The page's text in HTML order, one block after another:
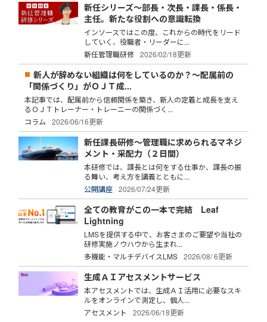
新任シリーズ～部長・次長・課長・係長・
主任。新たな役割への意識転換
インソースではこの度、これからの時代をリード
していく、役職者・リーダーに...
新任管理職研修
2026/02/18更新
新人が辞めない組織は何をしているのか？～配属前の
「関係づくり」がＯＪＴ成...
本記事では、配属前から信頼関係を築き、新人の定着と成長を支え
るＯＪＴトレーナー・トレーニーの関係づく...
コラム
2026/06/16更新
新任課長研修～管理職に求められるマネジ
メント・采配力（２日間）
本研修では、課長とは何をする仕事か、課長の振
る舞い、考え方を講義とともに...
公開講座
2026/07/24更新
全ての教育がこの一本で完結 Leaf
Lightning
LMSを提供する中で、お客さまのご要望や当社の
研修実施ノウハウから生まれ...
多機能・マルチデバイスLMS
2026/08/ 6更新
生成ＡＩアセスメントサービス
本アセスメントでは、生成ＡＩ活用に必要なスキ
ルをオンラインで測定し、個人...
アセスメント
2026/06/18更新